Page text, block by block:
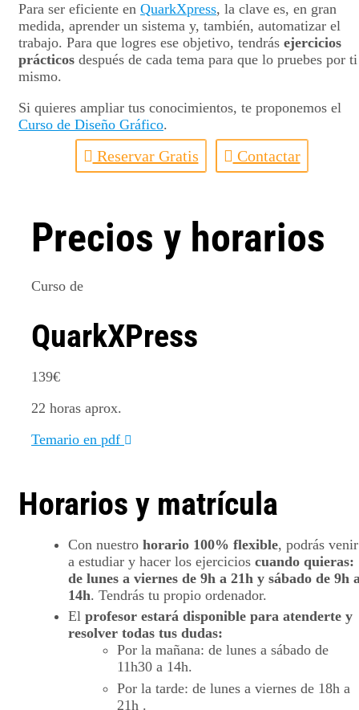
Para ser eficiente en QuarkXpress, la clave es, en gran
medida, aprender un sistema y, también, automatizar el
trabajo. Para que logres ese objetivo, tendrás ejercicios
prácticos después de cada tema para que lo pruebes por ti
mismo.
Si quieres ampliar tus conocimientos, te proponemos el
Curso de Diseño Gráfico.
Reservar Gratis Contactar
Precios y horarios
Curso de
QuarkXPress
139€
22 horas aprox.
Temario en pdf
Horarios y matrícula
Con nuestro horario 100% flexible, podrás venir
a estudiar y hacer los ejercicios cuando quieras:
de lunes a viernes de 9h a 21h y sábado de 9h
14h. Tendrás tu propio ordenador.
El profesor estará disponible para atenderte y
resolver todas tus dudas:
Por la mañana: de lunes a sábado de
11h30 a 14h.
Por la tarde: de lunes a viernes de 18h a
21h .